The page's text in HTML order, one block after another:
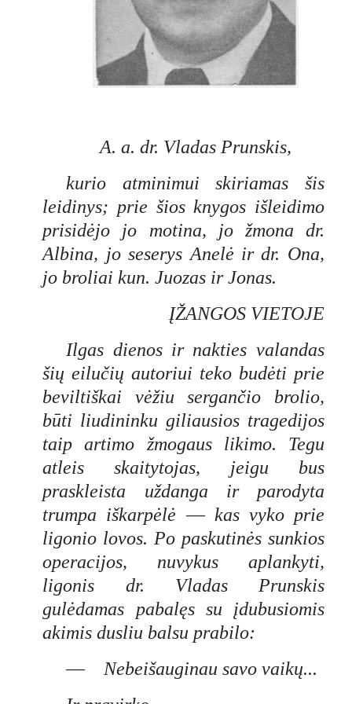
A. a. dr. Vladas Prunskis,
kurio atminimui skiriamas šis
leidinys; prie šios knygos išleidimo
prisidėjo jo motina, jo žmona dr.
Albina, jo seserys Anelė ir dr. Ona,
jo broliai kun. Juozas ir Jonas.
ĮŽANGOS VIETOJE
Ilgas dienos ir nakties valandas
šių eilučių autoriui teko budėti prie
beviltiškai vėžiu sergančio brolio,
būti liudininku giliausios tragedijos
taip artimo žmogaus likimo. Tegu
atleis skaitytojas, jeigu bus
praskleista uždanga ir parodyta
trumpa iškarpėlė — kas vyko prie
ligonio lovos. Po paskutinės sunkios
operacijos, nuvykus aplankyti,
ligonis dr. Vladas Prunskis
gulėdamas pabalęs su įdubusiomis
akimis dusliu balsu prabilo:
— Nebeišauginau savo vaikų...